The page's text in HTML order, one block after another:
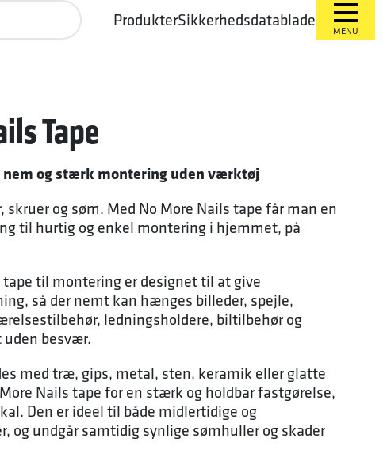
ProdukterSikkerhedsdatablade
MENU
Tape
nem og stærk montering uden værktøj
skruer og søm. Med No More Nails tape får man en
til hurtig og enkel montering i hjemmet, på
til montering er designet til at give
så der nemt kan hænges billeder, spejle,
ledningsholdere, biltilbehør og
uden besvær.
med træ, gips, metal, sten, keramik eller glatte
Nails tape for en stærk og holdbar fastgørelse,
Den er ideel til både midlertidige og
og undgår samtidig synlige sømhuller og skader